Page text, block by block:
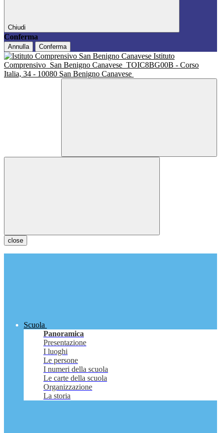
Chiudi
Conferma
Annulla Conferma
Istituto
Comprensivo San Benigno Canavese TOIC8BG00B - Corso
Italia, 34 - 10080 San Benigno Canavese
close
Scuola
Panoramica
Presentazione
I luoghi
Le persone
I numeri della scuola
Le carte della scuola
Organizzazione
La storia